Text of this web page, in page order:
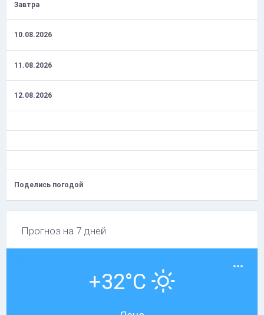
Завтра
10.08.2026
11.08.2026
12.08.2026
Поделись погодой
Прогноз на 7 дней
+32°C